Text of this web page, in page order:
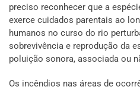
preciso reconhecer que a
exerce cuidados parentais ao
humanos no curso do rio
sobrevivência e reprodução da
poluição sonora, associada ou
Os incêndios nas áreas de